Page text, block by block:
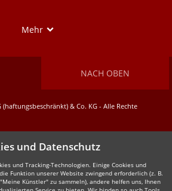
Mehr
NACH OBEN
& Co. KG - Alle Rechte
und Datenschutz
und Tracking-Technologien. Einige Cookies und
Funktion unserer Website zwingend erforderlich (z. B.
Künstler" zu sammeln), andere helfen uns, Ihnen